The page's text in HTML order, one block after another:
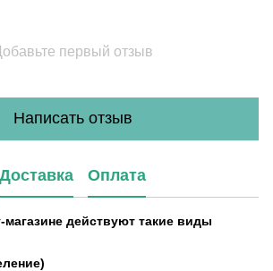
первый отзыв
Написать отзыв
Доставка Оплата
действуют такие виды